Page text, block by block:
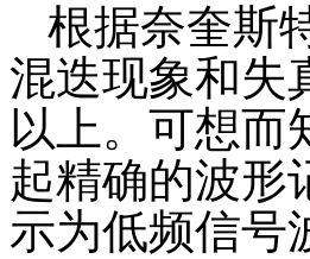
根据奈奎斯
混迭现象和失
以上。可想而
起精确的波形
示为低频信号